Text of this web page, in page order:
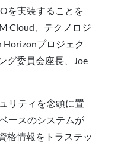
を実装することを
Cloud、テクノロジ
プロジェク
グ委員会座長、Joe
リティを念頭に置
ースのシステムが
格情報をトラステッ